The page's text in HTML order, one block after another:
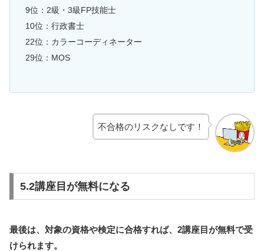
9位：2級・3級FP技能士
10位：行政書士
22位：カラーコーディネーター
29位：MOS
不合格のリスクなしです！
5.2講座目が無料になる
最後は、対象の資格や検定に合格すれば、2講座目が無料で受
けられます。